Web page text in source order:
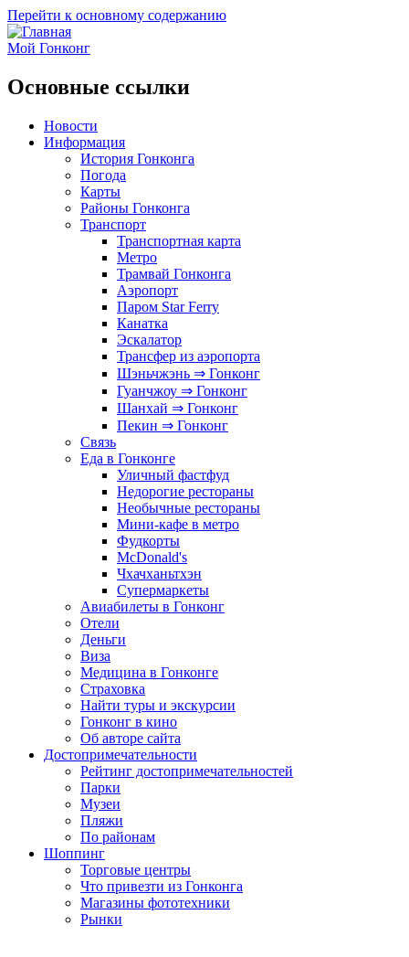
Перейти к основному содержанию
Мой Гонконг
Основные ссылки
Новости
Информация
История Гонконга
Погода
Карты
Районы Гонконга
Транспорт
Транспортная карта
Метро
Трамвай Гонконга
Аэропорт
Паром Star Ferry
Канатка
Эскалатор
Трансфер из аэропорта
Шэньчжэнь ⇒ Гонконг
Гуанчжоу ⇒ Гонконг
Шанхай ⇒ Гонконг
Пекин ⇒ Гонконг
Связь
Еда в Гонконге
Уличный фастфуд
Недорогие рестораны
Необычные рестораны
Мини-кафе в метро
Фудкорты
McDonald's
Чхачханьтхэн
Супермаркеты
Авиабилеты в Гонконг
Отели
Деньги
Виза
Медицина в Гонконге
Страховка
Найти туры и экскурсии
Гонконг в кино
Об авторе сайта
Достопримечательности
Рейтинг достопримечательностей
Парки
Музеи
Пляжи
По районам
Шоппинг
Торговые центры
Что привезти из Гонконга
Магазины фототехники
Рынки